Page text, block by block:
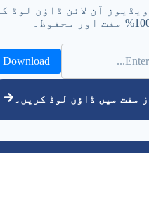
آن لائن ڈاؤن لوڈ
مفت اور محفوظ۔
Download
مفت میں ڈاؤن لوڈ کریں۔